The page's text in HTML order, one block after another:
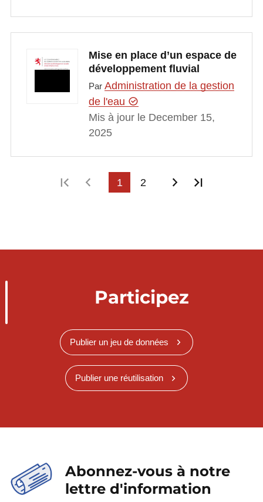
Mise en place d’un espace de
développement fluvial
Par Administration de la gestion
de l'eau
Mis à jour le December 15,
2025
Première page
Page précédente
1 2 Page suivante
Participez
Publier un jeu de données
Publier une réutilisation
Abonnez-vous à notre
lettre d'information